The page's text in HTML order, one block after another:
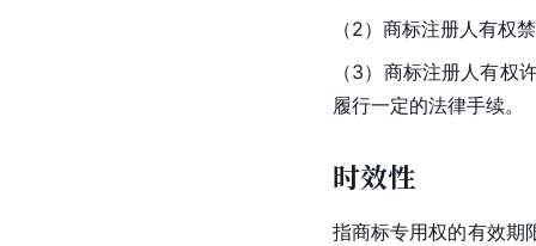
（2）商标注册人有权
（3）商标注册人有权
履行一定的法律手续。
时效性
指商标专用权的有效期